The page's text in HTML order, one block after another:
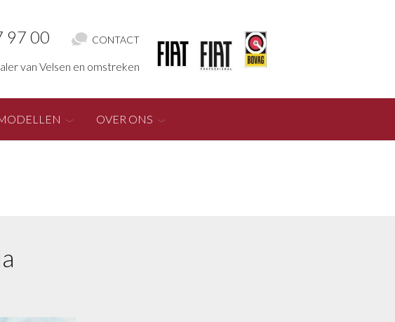
97 00 CONTACT
van Velsen en omstreken
OVER ONS